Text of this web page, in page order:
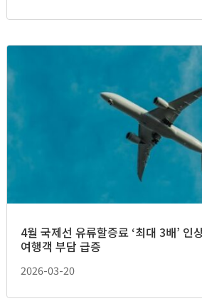
4월 국제선 유류할증료 ‘최대 3배’ 인
여행객 부담 급증
2026-03-20